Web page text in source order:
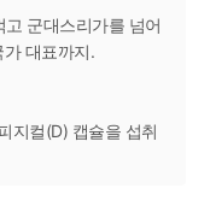
군대스리가를 넘어
대표까지.
지컬(D) 캡슐을 섭취